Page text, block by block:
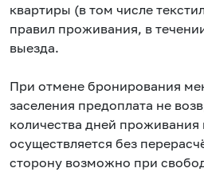
квартиры (в том числе
правил проживания, в
выезда.
При отмене бронирования
заселения предоплата не
количества дней
осуществляется без
сторону возможно при